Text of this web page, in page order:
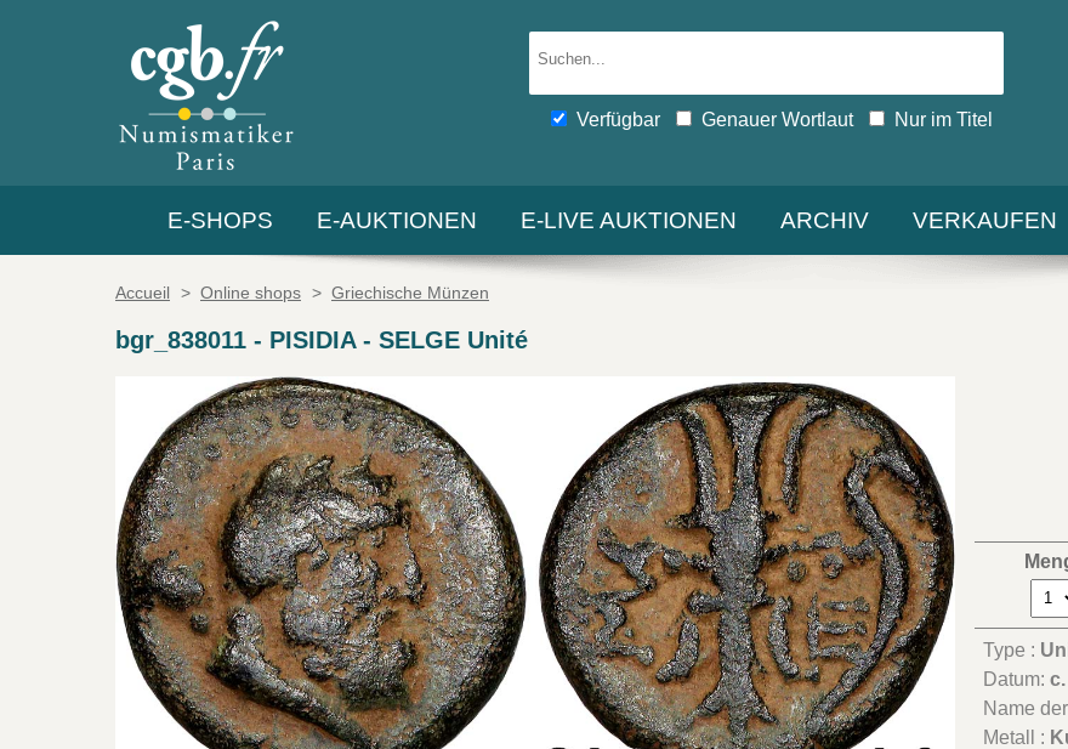
Verfügbar Genauer Wortlaut Nur im Titel
E-SHOPS E-AUKTIONEN E-LIVE AUKTIONEN ARCHIV VERKAUFEN
Accueil > Online shops > Griechische Münzen
bgr_838011 - PISIDIA - SELGE Unité
Type :
Datum:
Name
Metall :